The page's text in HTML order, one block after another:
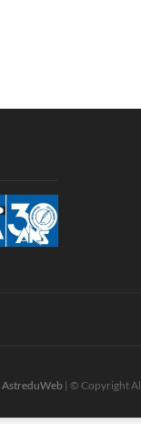
AstreduWeb | © Copyright